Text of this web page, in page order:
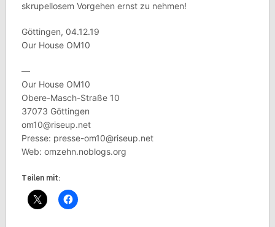
skrupellosem Vorgehen ernst zu nehmen!
Göttingen, 04.12.19
Our House OM10
—
Our House OM10
Obere-Masch-Straße 10
37073 Göttingen
om10@riseup.net
Presse: presse-om10@riseup.net
Web: omzehn.noblogs.org
Teilen mit: